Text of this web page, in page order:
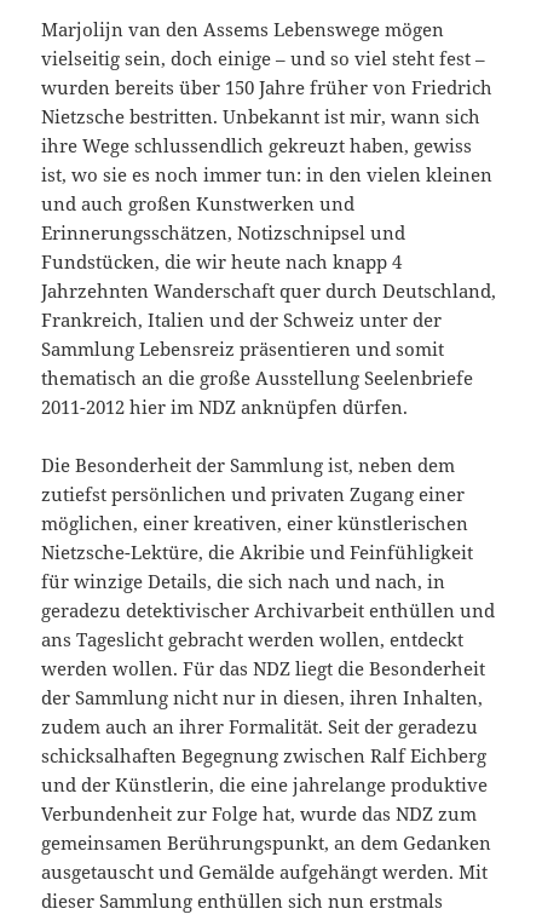
Marjolijn van den Assems Lebenswege mögen
vielseitig sein, doch einige – und so viel steht fest –
wurden bereits über 150 Jahre früher von Friedrich
Nietzsche bestritten. Unbekannt ist mir, wann sich
ihre Wege schlussendlich gekreuzt haben, gewiss
ist, wo sie es noch immer tun: in den vielen kleinen
und auch großen Kunstwerken und
Erinnerungsschätzen, Notizschnipsel und
Fundstücken, die wir heute nach knapp 4
Jahrzehnten Wanderschaft quer durch Deutschland,
Frankreich, Italien und der Schweiz unter der
Sammlung Lebensreiz präsentieren und somit
thematisch an die große Ausstellung Seelenbriefe
2011-2012 hier im NDZ anknüpfen dürfen.
Die Besonderheit der Sammlung ist, neben dem
zutiefst persönlichen und privaten Zugang einer
möglichen, einer kreativen, einer künstlerischen
Nietzsche-Lektüre, die Akribie und Feinfühligkeit
für winzige Details, die sich nach und nach, in
geradezu detektivischer Archivarbeit enthüllen und
ans Tageslicht gebracht werden wollen, entdeckt
werden wollen. Für das NDZ liegt die Besonderheit
der Sammlung nicht nur in diesen, ihren Inhalten,
zudem auch an ihrer Formalität. Seit der geradezu
schicksalhaften Begegnung zwischen Ralf Eichberg
und der Künstlerin, die eine jahrelange produktive
Verbundenheit zur Folge hat, wurde das NDZ zum
gemeinsamen Berührungspunkt, an dem Gedanken
ausgetauscht und Gemälde aufgehängt werden. Mit
dieser Sammlung enthüllen sich nun erstmals